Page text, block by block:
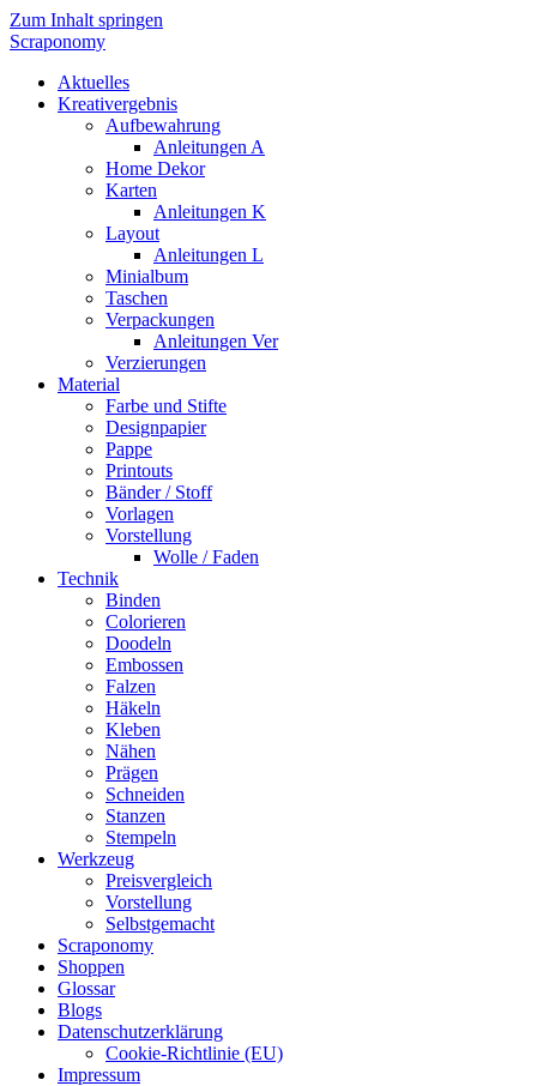
Zum Inhalt springen
Scraponomy
Aktuelles
Kreativergebnis
Aufbewahrung
Anleitungen A
Home Dekor
Karten
Anleitungen K
Layout
Anleitungen L
Minialbum
Taschen
Verpackungen
Anleitungen Ver
Verzierungen
Material
Farbe und Stifte
Designpapier
Pappe
Printouts
Bänder / Stoff
Vorlagen
Vorstellung
Wolle / Faden
Technik
Binden
Colorieren
Doodeln
Embossen
Falzen
Häkeln
Kleben
Nähen
Prägen
Schneiden
Stanzen
Stempeln
Werkzeug
Preisvergleich
Vorstellung
Selbstgemacht
Scraponomy
Shoppen
Glossar
Blogs
Datenschutzerklärung
Cookie-Richtlinie (EU)
Impressum